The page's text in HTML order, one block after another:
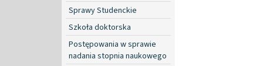
Sprawy Studenckie
Szkoła doktorska
Postępowania w sprawie
nadania stopnia naukowego